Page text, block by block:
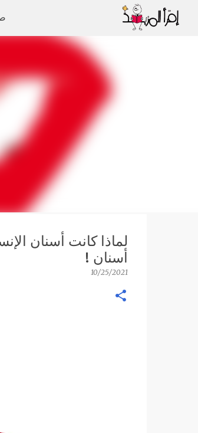
لماذا كانت أسنان
أسنان !
10/25/2021